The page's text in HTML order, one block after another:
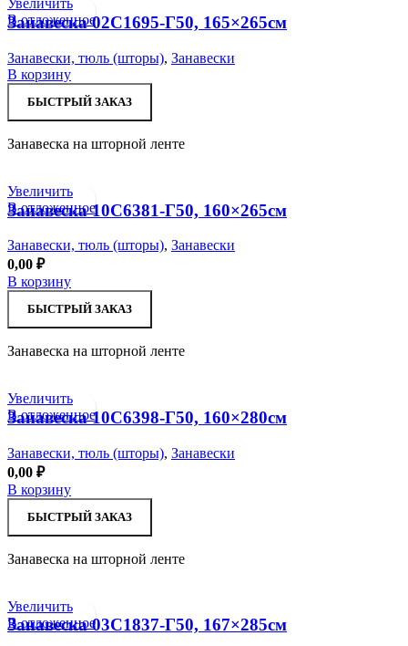
Увеличить
В отложенное
Занавеска 02С1695-Г50, 165×265см
Занавески, тюль (шторы), Занавески
В корзину
БЫСТРЫЙ ЗАКАЗ
Занавеска на шторной ленте
Увеличить
В отложенное
Занавеска 10С6381-Г50, 160×265см
Занавески, тюль (шторы), Занавески
0,00 ₽
В корзину
БЫСТРЫЙ ЗАКАЗ
Занавеска на шторной ленте
Увеличить
В отложенное
Занавеска 10С6398-Г50, 160×280см
Занавески, тюль (шторы), Занавески
0,00 ₽
В корзину
БЫСТРЫЙ ЗАКАЗ
Занавеска на шторной ленте
Увеличить
В отложенное
Занавеска 03С1837-Г50, 167×285см